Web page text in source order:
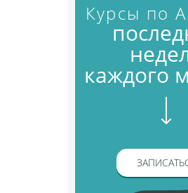
Курсы по
каждого